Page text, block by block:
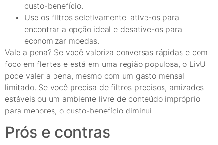
custo-benefício.
Use os filtros seletivamente: ative-os para
encontrar a opção ideal e desative-os para
economizar moedas.
Vale a pena? Se você valoriza conversas rápidas e com
foco em flertes e está em uma região populosa, o LivU
pode valer a pena, mesmo com um gasto mensal
limitado. Se você precisa de filtros precisos, amizades
estáveis ou um ambiente livre de conteúdo impróprio
para menores, o custo-benefício diminui.
Prós e contras